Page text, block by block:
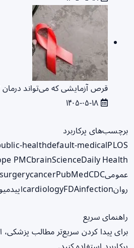
قرص آزمایشی که می‌تواند درمان HIV را متحول کند
برچسب‌های پرکاربرد
healthdefault-medicalPLOS
PMCbrainScienceDaily Health
عمومی
surgerycancerPubMedCDC
روان
cardiologyFDAinfection
راهنمای سریع
برای پیدا کردن سریع‌تر مطالب